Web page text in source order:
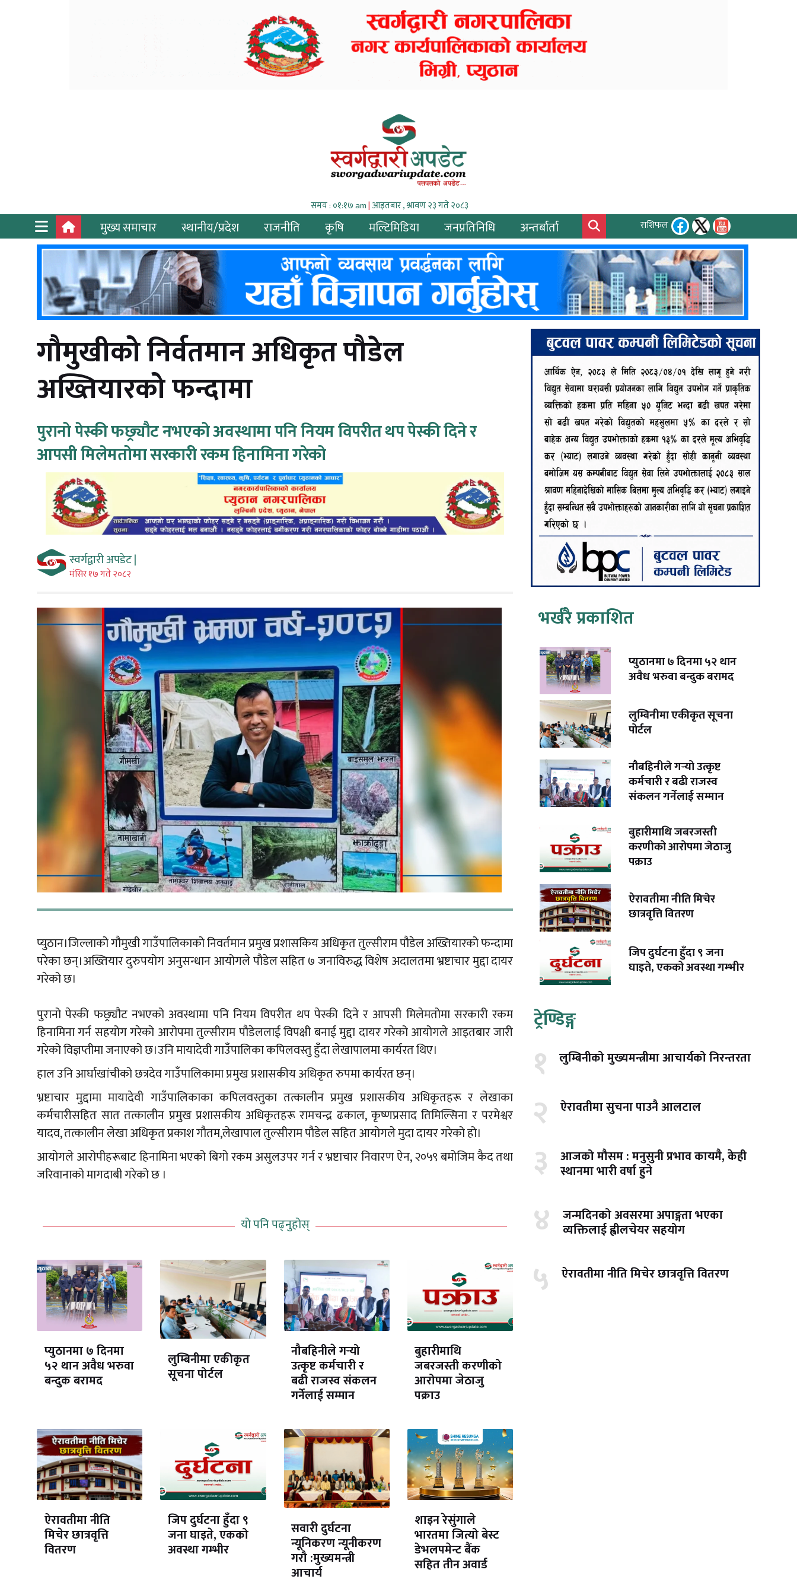
समय : ०१:१७ am| आइतबार , श्रावण २३ गते २०८३
मुख्य समाचार स्थानीय/प्रदेश राजनीति कृषि मल्टिमिडिया जनप्रतिनिधि अन्तर्बार्ता राशिफल
गौमुखीको निर्वतमान अधिकृत पौडेल
अख्तियारको फन्दामा
पुरानो पेस्की फछ्र्यौट नभएको अवस्थामा पनि नियम विपरीत थप पेस्की दिने र
आपसी मिलेमतोमा सरकारी रकम हिनामिना गरेको
स्वर्गद्वारी अपडेट |
मंसिर १७ गते २०८२
प्युठान।जिल्लाको गौमुखी गाउँपालिकाको निवर्तमान प्रमुख प्रशासकिय अधिकृत तुल्सीराम पौडेल अख्तियारको फन्दामा
परेका छन्।अख्तियार दुरुपयोग अनुसन्धान आयोगले पौडेल सहित ७ जनाविरुद्ध विशेष अदालतमा भ्रष्टाचार मुद्दा दायर
गरेको छ।
पुरानो पेस्की फछ्र्यौट नभएको अवस्थामा पनि नियम विपरीत थप पेस्की दिने र आपसी मिलेमतोमा सरकारी रकम
हिनामिना गर्न सहयोग गरेको आरोपमा तुल्सीराम पौडेललाई विपक्षी बनाई मुद्दा दायर गरेको आयोगले आइतबार जारी
गरेको विज्ञप्तीमा जनाएको छ।उनि मायादेवी गाउँपालिका कपिलवस्तु हुँदा लेखापालमा कार्यरत थिए।
हाल उनि आर्घाखांचीको छत्रदेव गाउँपालिकामा प्रमुख प्रशासकीय अधिकृत रुपमा कार्यरत छन्।
भ्रष्टाचार मुद्दामा मायादेवी गाउँपालिकाका कपिलवस्तुका तत्कालीन प्रमुख प्रशासकीय अधिकृतहरू र लेखाका
कर्मचारीसहित सात तत्कालीन प्रमुख प्रशासकीय अधिकृतहरू रामचन्द्र ढकाल, कृष्णप्रसाद तिमिल्सिना र परमेश्वर
यादव, तत्कालीन लेखा अधिकृत प्रकाश गौतम,लेखापाल तुल्सीराम पौडेल सहित आयोगले मुदा दायर गरेको हो।
आयोगले आरोपीहरूबाट हिनामिना भएको बिगो रकम असुलउपर गर्न र भ्रष्टाचार निवारण ऐन, २०५९ बमोजिम कैद तथा
जरिवानाको मागदाबी गरेको छ ।
यो पनि पढ्नुहोस्
प्युठानमा ७ दिनमा
५२ थान अवैध भरुवा
बन्दुक बरामद
लुम्बिनीमा एकीकृत
सूचना पोर्टल
नौबहिनीले गर्‍यो
उत्कृष्ट कर्मचारी र
बढी राजस्व संकलन
गर्नेलाई सम्मान
बुहारीमाथि
जबरजस्ती करणीको
आरोपमा जेठाजु
पक्राउ
ऐरावतीमा नीति
मिचेर छात्रवृत्ति
वितरण
जिप दुर्घटना हुँदा ९
जना घाइते, एकको
अवस्था गम्भीर
सवारी दुर्घटना
न्यूनिकरण न्यूनीकरण
गरौ :मुख्यमन्त्री
आचार्य
शाइन रेसुंगाले
भारतमा जित्यो बेस्ट
डेभलपमेन्ट बैंक
सहित तीन अवार्ड
भर्खरै प्रकाशित
प्युठानमा ७ दिनमा ५२ थान
अवैध भरुवा बन्दुक बरामद
लुम्बिनीमा एकीकृत सूचना
पोर्टल
नौबहिनीले गर्‍यो उत्कृष्ट
कर्मचारी र बढी राजस्व
संकलन गर्नेलाई सम्मान
बुहारीमाथि जबरजस्ती
करणीको आरोपमा जेठाजु
पक्राउ
ऐरावतीमा नीति मिचेर
छात्रवृत्ति वितरण
जिप दुर्घटना हुँदा ९ जना
घाइते, एकको अवस्था गम्भीर
ट्रेण्डिङ्ग
१ लुम्बिनीको मुख्यमन्त्रीमा आचार्यको निरन्तरता
२ ऐरावतीमा सुचना पाउनै आलटाल
३ आजको मौसम : मनुसुनी प्रभाव कायमै, केही
स्थानमा भारी वर्षा हुने
४ जन्मदिनको अवसरमा अपाङ्गता भएका
व्यक्तिलाई ह्वीलचेयर सहयोग
५ ऐरावतीमा नीति मिचेर छात्रवृत्ति वितरण